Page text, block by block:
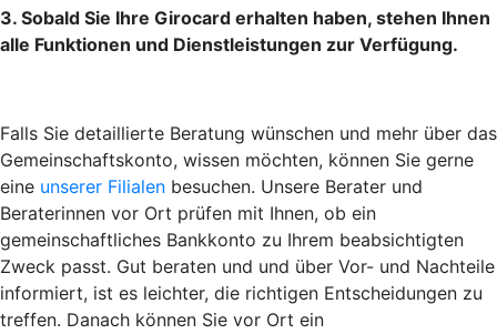
3. Sobald Sie Ihre Girocard erhalten haben, stehen Ihnen
alle Funktionen und Dienstleistungen zur Verfügung.
Falls Sie detaillierte Beratung wünschen und mehr über das
Gemeinschaftskonto, wissen möchten, können Sie gerne
eine unserer Filialen besuchen. Unsere Berater und
Beraterinnen vor Ort prüfen mit Ihnen, ob ein
gemeinschaftliches Bankkonto zu Ihrem beabsichtigten
Zweck passt. Gut beraten und und über Vor- und Nachteile
informiert, ist es leichter, die richtigen Entscheidungen zu
treffen. Danach können Sie vor Ort ein